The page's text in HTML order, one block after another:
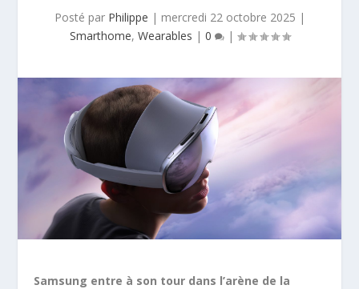
Posté par Philippe | mercredi 22 octobre 2025 |
Smarthome, Wearables | 0 |
Samsung entre à son tour dans l’arène de la